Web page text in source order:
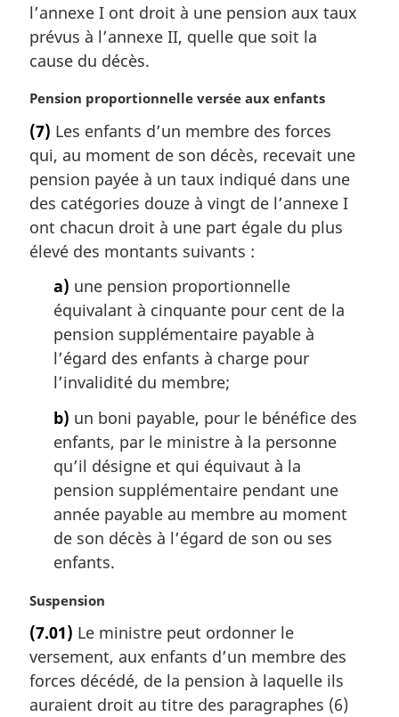
g
i
n
l
:
l’annexe I ont droit à une pension aux taux
prévus à l’annexe II, quelle que soit la
cause du décès.
N
t
e
m
a
g
i
Pension proportionnelle versée aux enfants
(7) Les enfants d’un membre des forces
qui, au moment de son décès, recevait une
pension payée à un taux indiqué dans une
des catégories douze à vingt de l’annexe I
ont chacun droit à une part égale du plus
élevé des montants suivants :
a) une pension proportionnelle
équivalant à cinquante pour cent de la
pension supplémentaire payable à
l’égard des enfants à charge pour
l’invalidité du membre;
b) un boni payable, pour le bénéfice des
enfants, par le ministre à la personne
qu’il désigne et qui équivaut à la
pension supplémentaire pendant une
année payable au membre au moment
de son décès à l’égard de son ou ses
enfants.
N
t
e
m
a
Suspension
(7.01) Le ministre peut ordonner le
versement, aux enfants d’un membre des
forces décédé, de la pension à laquelle ils
auraient droit au titre des paragraphes (6)